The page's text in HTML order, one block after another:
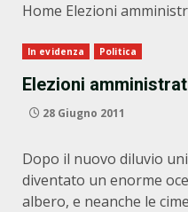
Home Elezioni
In evidenza Politica
Elezioni
28 Giugno 2011
Dopo il nuovo diluvio
diventato un enorme
albero, e neanche le